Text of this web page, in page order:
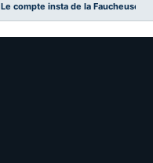
Le compte insta de la Faucheuse -